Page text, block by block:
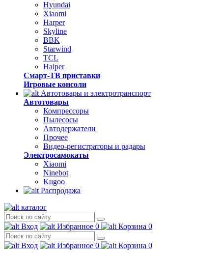
Hyundai
Xiaomi
Harper
Skyline
BBK
Starwind
TCL
Haiper
Смарт-ТВ приставки
Игровые консоли
Автотовары и электротранспорт
Автотовары
Компрессоры
Пылесосы
Автодержатели
Прочее
Видео-регистраторы и радары
Электросамокаты
Xiaomi
Ninebot
Kugoo
Распродажа
каталог
Вход Избранное 0 Корзина 0
Вход Избранное 0 Корзина 0